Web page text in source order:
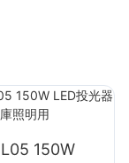
150W